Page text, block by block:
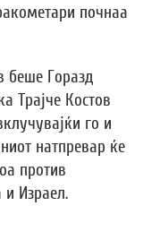
почнаа
беше Горазд
Трајче Костов
го и
натпревар ќе
против
и Израел.